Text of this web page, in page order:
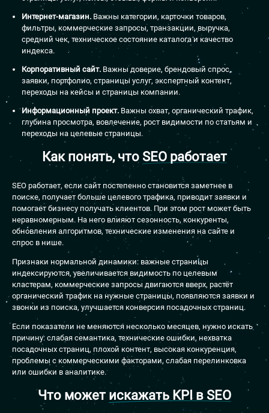
Интернет-магазин. Важны категории, карточки товаров,
фильтры, коммерческие запросы, транзакции, выручка,
средний чек, техническое состояние каталога и качество
индекса.
Корпоративный сайт. Важны доверие, брендовый спрос,
заявки, портфолио, страницы услуг, экспертный контент,
переходы на кейсы и страницы компании.
Информационный проект. Важны охват, органический трафик,
глубина просмотра, вовлечение, рост видимости по статьям и
переходы на целевые страницы.
Как понять, что SEO работает
SEO работает, если сайт постепенно становится заметнее в
поиске, получает больше целевого трафика, приводит заявки и
помогает бизнесу получать клиентов. При этом рост может быть
неравномерным. На него влияют сезонность, конкуренты,
обновления алгоритмов, технические изменения на сайте и
спрос в нише.
Признаки нормальной динамики: важные страницы
индексируются, увеличивается видимость по целевым
кластерам, коммерческие запросы двигаются вверх, растёт
органический трафик на нужные страницы, появляются заявки и
звонки из поиска, улучшается конверсия посадочных страниц.
Если показатели не меняются несколько месяцев, нужно искать
причину: слабая семантика, технические ошибки, нехватка
посадочных страниц, плохой контент, высокая конкуренция,
проблемы с коммерческими факторами, слабая перелинковка
или ошибки в аналитике.
Что может искажать KPI в SEO